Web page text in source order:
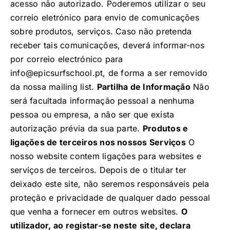
acesso não autorizado. Poderemos utilizar o seu
correio eletrónico para envio de comunicações
sobre produtos, serviços. Caso não pretenda
receber tais comunicações, deverá informar-nos
por correio electrónico para
info@epicsurfschool.pt, de forma a ser removido
da nossa mailing list. Partilha de InformaçãoNão
será facultada informação pessoal a nenhuma
pessoa ou empresa, a não ser que exista
autorização prévia da sua parte. Produtos e
ligações de terceiros nos nossos ServiçosO
nosso website contem ligações para websites e
serviços de terceiros. Depois de o titular ter
deixado este site, não seremos responsáveis pela
proteção e privacidade de qualquer dado pessoal
que venha a fornecer em outros websites. O
utilizador, ao registar-se neste site, declara